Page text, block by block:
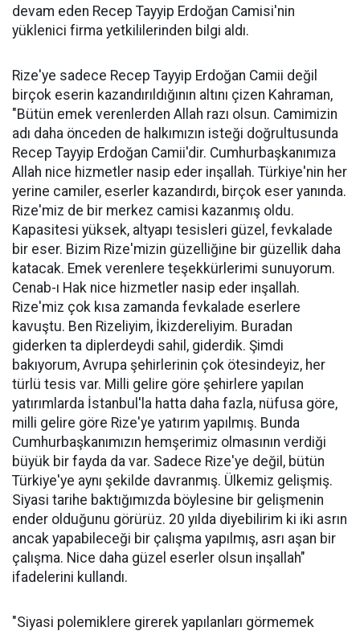
devam eden Recep Tayyip Erdoğan Camisi'nin
yüklenici firma yetkililerinden bilgi aldı.
Rize'ye sadece Recep Tayyip Erdoğan Camii değil
birçok eserin kazandırıldığının altını çizen Kahraman,
"Bütün emek verenlerden Allah razı olsun. Camimizin
adı daha önceden de halkımızın isteği doğrultusunda
Recep Tayyip Erdoğan Camii'dir. Cumhurbaşkanımıza
Allah nice hizmetler nasip eder inşallah. Türkiye'nin her
yerine camiler, eserler kazandırdı, birçok eser yanında.
Rize'miz de bir merkez camisi kazanmış oldu.
Kapasitesi yüksek, altyapı tesisleri güzel, fevkalade
bir eser. Bizim Rize'mizin güzelliğine bir güzellik daha
katacak. Emek verenlere teşekkürlerimi sunuyorum.
Cenab-ı Hak nice hizmetler nasip eder inşallah.
Rize'miz çok kısa zamanda fevkalade eserlere
kavuştu. Ben Rizeliyim, İkizdereliyim. Buradan
giderken ta diplerdeydi sahil, giderdik. Şimdi
bakıyorum, Avrupa şehirlerinin çok ötesindeyiz, her
türlü tesis var. Milli gelire göre şehirlere yapılan
yatırımlarda İstanbul'la hatta daha fazla, nüfusa göre,
milli gelire göre Rize'ye yatırım yapılmış. Bunda
Cumhurbaşkanımızın hemşerimiz olmasının verdiği
büyük bir fayda da var. Sadece Rize'ye değil, bütün
Türkiye'ye aynı şekilde davranmış. Ülkemiz gelişmiş.
Siyasi tarihe baktığımızda böylesine bir gelişmenin
ender olduğunu görürüz. 20 yılda diyebilirim ki iki asrın
ancak yapabileceği bir çalışma yapılmış, asrı aşan bir
çalışma. Nice daha güzel eserler olsun inşallah"
ifadelerini kullandı.
"Siyasi polemiklere girerek yapılanları görmemek